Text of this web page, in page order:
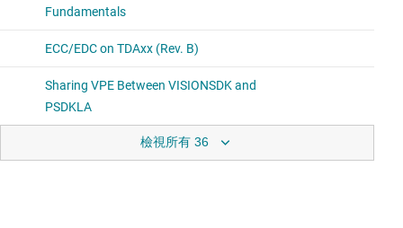
檢視所有 36